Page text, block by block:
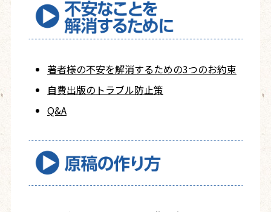
著者様の不安を解消するための3つのお約束
自費出版の トラブル防止策
Q&A